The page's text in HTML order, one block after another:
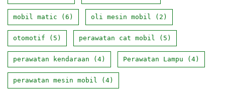
mobil matic (6) oli mesin mobil (2)
otomotif (5) perawatan cat mobil (5)
perawatan kendaraan (4) Perawatan Lampu (4)
perawatan mesin mobil (4)